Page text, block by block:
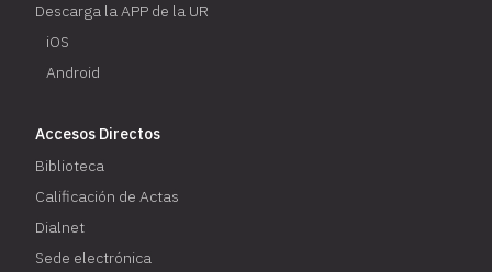
Descarga la APP de la UR
iOS
Android
Accesos Directos
Biblioteca
Calificación de Actas
Dialnet
Sede electrónica